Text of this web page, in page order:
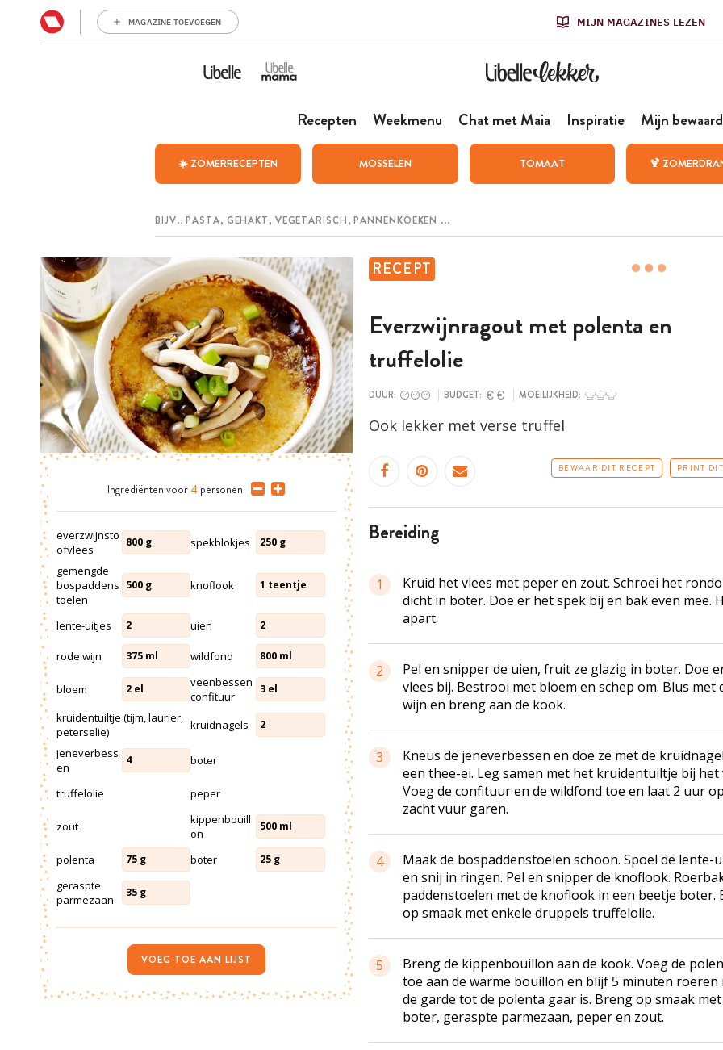
MAGAZINE TOEVOEGEN MIJN MAGAZINES LEZEN
Recepten Weekmenu Chat met Maia Inspiratie Mijn
☀️ ZOMERRECEPTEN MOSSELEN TOMAAT 🍹
RECEPT
Everzwijnragout met polenta en
truffelolie
DUUR: BUDGET: MOEILIJKHEID:
Ook lekker met verse truffel
BEWAAR DIT RECEPT PRINT
bereiding
1
Kruid het vlees met peper en zout. Schroei het
dicht in boter. Doe er het spek bij en bak even mee.
apart.
2
Pel en snipper de uien, fruit ze glazig in boter. Doe
vlees bij. Bestrooi met bloem en schep om. Blus met
wijn en breng aan de kook.
3
Kneus de jeneverbessen en doe ze met de
een thee-ei. Leg samen met het kruidentuiltje bij het
Voeg de confituur en de wildfond toe en laat 2 uur
zacht vuur garen.
4
Maak de bospaddenstoelen schoon. Spoel de lente-
en snij in ringen. Pel en snipper de knoflook.
paddenstoelen met de knoflook in een beetje boter.
op smaak met enkele druppels truffelolie.
5
Breng de kippenbouillon aan de kook. Voeg de
toe aan de warme bouillon en blijf 5 minuten roeren
de garde tot de polenta gaar is. Breng op smaak met
boter, geraspte parmezaan, peper en zout.
Ingrediënten voor 4 personen
everzwijnsto
ofvlees
800 g spekblokjes 250 g
gemengde
bospaddens
toelen
500 g knoflook 1 teentje
lente-uitjes 2 uien 2
rode wijn 375 ml wildfond 800 ml
bloem 2 el
veenbessen
confituur
3 el
kruidentuiltje (tijm, laurier,
peterselie)
kruidnagels 2
jeneverbess
en
4 boter
truffelolie peper
zout
kippenbouill
on
500 ml
polenta 75 g boter 25 g
geraspte
parmezaan
35 g
VOEG TOE AAN LIJST